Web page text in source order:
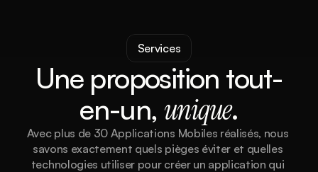
Services
Une proposition tout-
en-un, unique.
Avec plus de 30 Applications Mobiles réalisés, nous
savons exactement quels pièges éviter et quelles
technologies utiliser pour créer un application qui